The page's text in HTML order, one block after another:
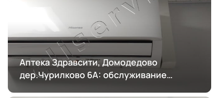
Аптека Здравсити, Домодедово
дер.Чурилково 6А: обслуживание